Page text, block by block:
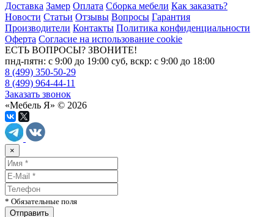
Доставка Замер Оплата Сборка мебели Как заказать?
Новости Статьи Отзывы Вопросы Гарантия
Производители Контакты Политика конфиденциальности
Оферта Согласие на использование cookie
ЕСТЬ ВОПРОСЫ? ЗВОНИТЕ!
пнд-пятн: с 9:00 до 19:00 суб, вскр: с 9:00 до 18:00
8 (499) 350-50-29
8 (499) 964-44-11
Заказать звонок
«Мебель Я» © 2026
×
* Обязательные поля